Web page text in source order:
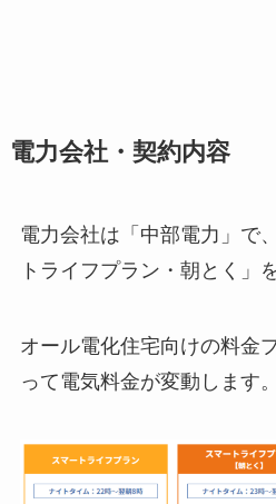
電力会社・契約内容
電力会社は「中部電力」で
トライフプラン・朝とく」
オール電化住宅向けの料金
って電気料金が変動します。